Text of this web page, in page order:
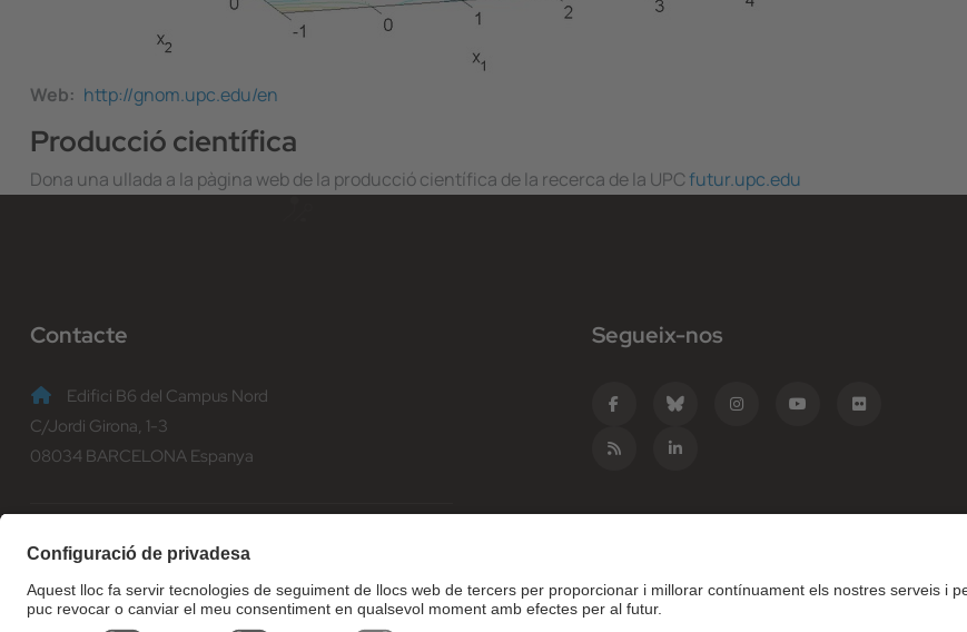
Web http://gnom.upc.edu/en
Producció científica
Dona una ullada a la pàgina web de la producció científica de la recerca de la UPCfutur.upc.edu
Contacte
Edifici B6 del Campus Nord
C/Jordi Girona, 1-3
08034 BARCELONA Espanya
informacio@fib.upc.edu
Segueix-nos